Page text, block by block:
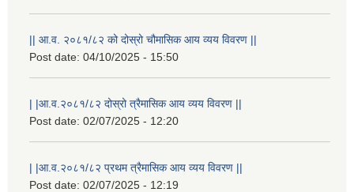
|| आ.व. २०८१/८२ को दोस्रो चौमासिक आय व्यय विवरण ||
Post date: 04/10/2025 - 15:50
| |आ.व.२०८१/८२ दोस्रो त्रैमासिक आय व्यय विवरण ||
Post date: 02/07/2025 - 12:20
| |आ.व.२०८१/८२ प्रथम त्रैमासिक आय व्यय विवरण ||
Post date: 02/07/2025 - 12:19